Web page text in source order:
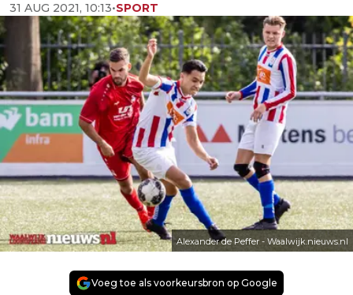
31 AUG 2021, 10:13•SPORT
Alexander de Peffer - Waalwijk.nieuws.nl
Voeg toe als voorkeursbron op Google